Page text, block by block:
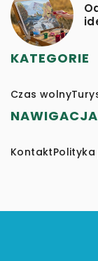
KATEGORIE
Czas wolny
NAWIGACJA
Kontakt